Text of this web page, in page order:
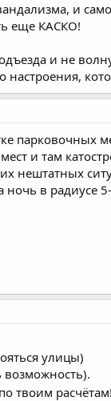
и
еще КАСКО!
и не
настроения,
парковочных
и там
нештатных
в радиусе
улицы)
возможность).
твоим